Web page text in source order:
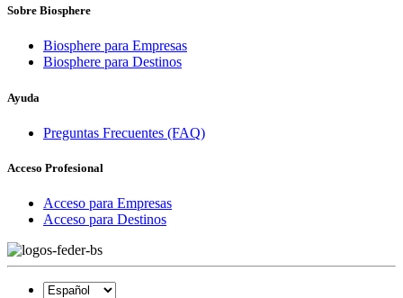
Sobre Biosphere
Biosphere para Empresas
Biosphere para Destinos
Ayuda
Preguntas Frecuentes (FAQ)
Acceso Profesional
Acceso para Empresas
Acceso para Destinos